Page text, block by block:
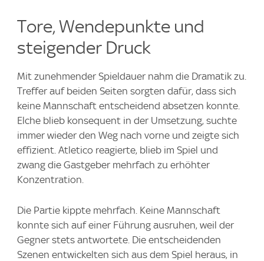
Tore, Wendepunkte und
steigender Druck
Mit zunehmender Spieldauer nahm die Dramatik zu.
Treffer auf beiden Seiten sorgten dafür, dass sich
keine Mannschaft entscheidend absetzen konnte.
Elche blieb konsequent in der Umsetzung, suchte
immer wieder den Weg nach vorne und zeigte sich
effizient. Atletico reagierte, blieb im Spiel und
zwang die Gastgeber mehrfach zu erhöhter
Konzentration.
Die Partie kippte mehrfach. Keine Mannschaft
konnte sich auf einer Führung ausruhen, weil der
Gegner stets antwortete. Die entscheidenden
Szenen entwickelten sich aus dem Spiel heraus, in